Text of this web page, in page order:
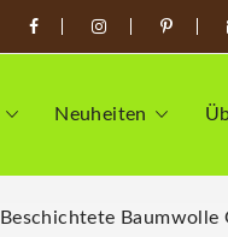
Neuheiten
Beschichtete Baumwolle